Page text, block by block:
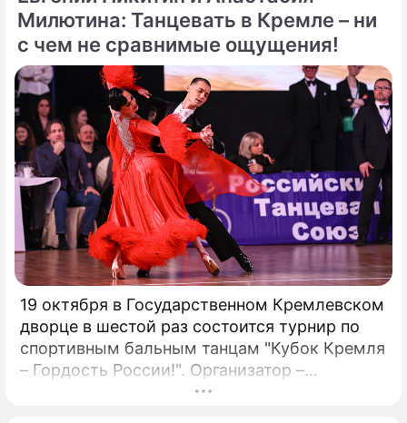
присутствия. Однако наряду с
преимуществами возникают и серьезные
проблемы, особенно в нормативно-
правовой сфере. Понимание этих
препятствий имеет важное значение для
предприятий, рассматривающих
возможность внедрения Биткойна.
Милютина: Танцевать в Кремле – ни
с чем не сравнимые ощущения!
19 октября в Государственном Кремлевском
дворце в шестой раз состоится турнир по
спортивным бальным танцам "Кубок Кремля
– Гордость России!". Организатор –
президент Российского танцевального